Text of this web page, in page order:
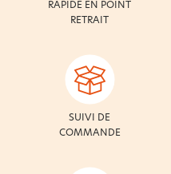
RAPIDE EN POINT
RETRAIT
SUIVI DE
COMMANDE